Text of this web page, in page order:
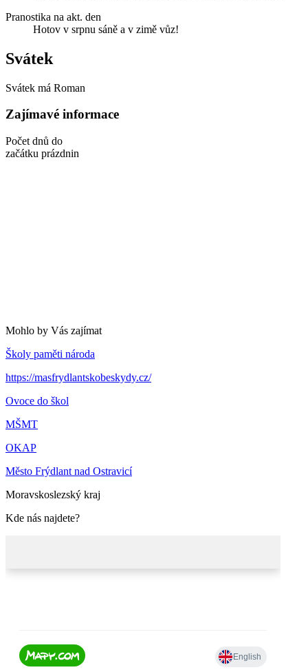
Pranostika na akt. den
Hotov v srpnu sáně a v zimě vůz!
Svátek
Svátek má Roman
Zajímavé informace
Počet dnů do
začátku prázdnin
Mohlo by Vás zajímat
Školy paměti národa
https://masfrydlantskobeskydy.cz/
Ovoce do škol
MŠMT
OKAP
Město Frýdlant nad Ostravicí
Moravskoslezský kraj
Kde nás najdete?